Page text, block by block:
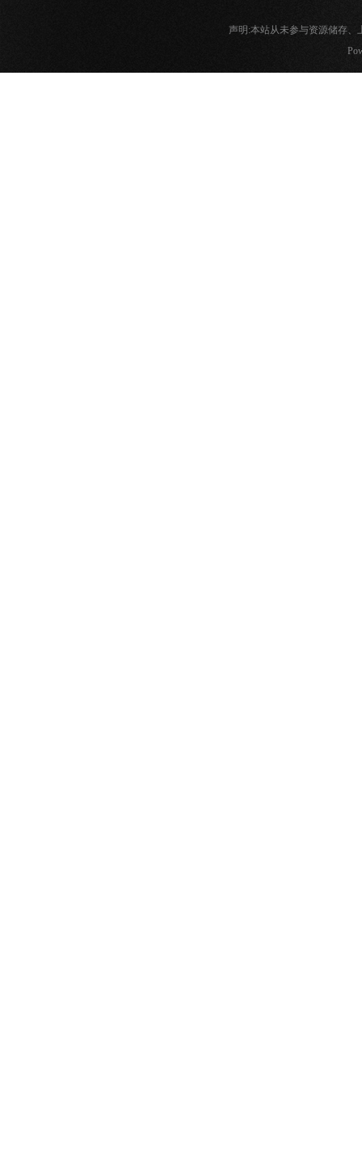
声明:本站从未参与资源储存、